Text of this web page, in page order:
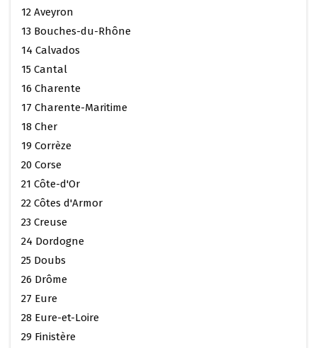
12 Aveyron
13 Bouches-du-Rhône
14 Calvados
15 Cantal
16 Charente
17 Charente-Maritime
18 Cher
19 Corrèze
20 Corse
21 Côte-d'Or
22 Côtes d'Armor
23 Creuse
24 Dordogne
25 Doubs
26 Drôme
27 Eure
28 Eure-et-Loire
29 Finistère